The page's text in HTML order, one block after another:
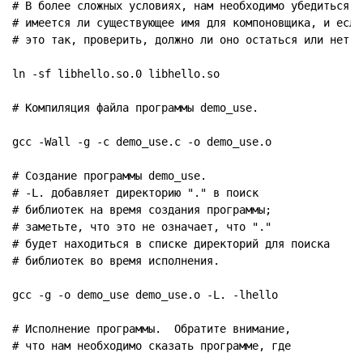
# В более сложных условиях, нам необходимо убедиться,
# имеется ли существующее имя для компоновщика, и если
# это так, проверить, должно ли оно остаться или нет.
ln -sf libhello.so.0 libhello.so
# Компиляция файла программы demo_use.
gcc -Wall -g -c demo_use.c -o demo_use.o
# Создание программы demo_use.
# -L. добавляет директорию "." в поиск
# библиотек на время создания программы;
# заметьте, что это не означает, что "."
# будет находиться в списке директорий для поиска
# библиотек во время исполнения.
gcc -g -o demo_use demo_use.o -L. -lhello
# Исполнение программы.  Обратите внимание,
# что нам необходимо сказать программе, где